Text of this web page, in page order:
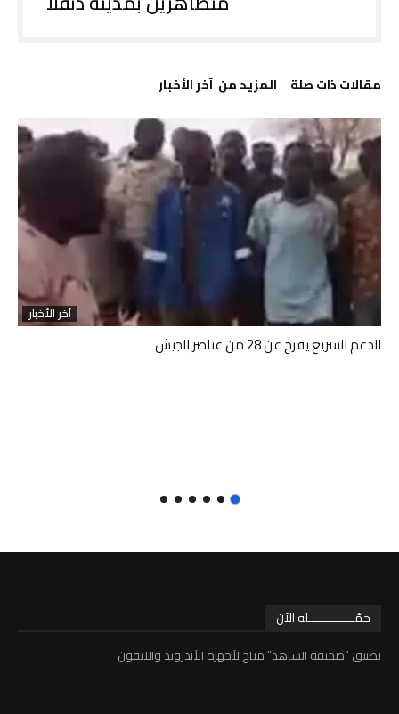
‫مقالات ذات صلة‬ ‫المزيد من ‬ آخر الأخبار
آخر الأخبار
الدعم السريع يفرج عن 28 من عناصر الجيش
حمّـــــــــــــله الآن
تطبيق “صحيفة الشاهد” متاح لأجهزة الأندرويد والآيفون